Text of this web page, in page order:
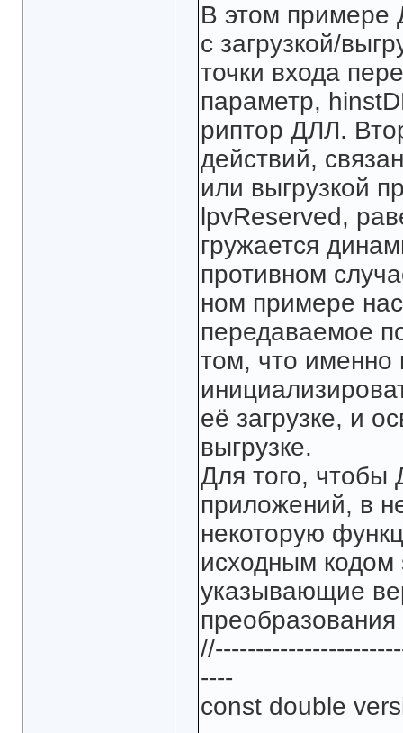
В этом примере
с загрузкой/
точки входа
параметр,
риптор ДЛЛ.
действий,
или выгрузкой
lpvReserved,
гружается
противном
ном примере
передаваемое
том, что именно
её загрузке, и
выгрузке.
Для того, чтобы
приложений, в
некоторую
исходным
указывающие
----
const double